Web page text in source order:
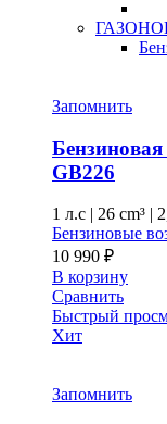
Запомнить
GB226
1 л.с | 26 cm³ |
Бензиновые
10 990 ₽
В корзину
Сравнить
Быстрый
Хит
Запомнить